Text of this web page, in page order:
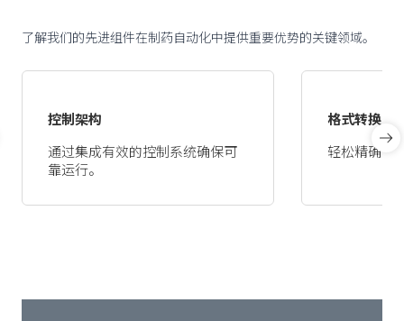
了解我们的先进组件在制药自动化中提供重要优势的关键领域。
控制架构
通过集成有效的控制系统确保可
靠运行。
格式转换
轻松精确地